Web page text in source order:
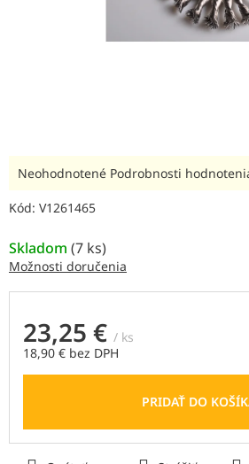
Kód: V1261465
Skladom (7 ks)
Možnosti doručenia
23,25 € / ks
18,90 € bez DPH
Jednotková
PRIDAŤ DO
Priemerné
produktu
0,0
z
5
hviezdičiek.
Neohodnotené Podrobnosti